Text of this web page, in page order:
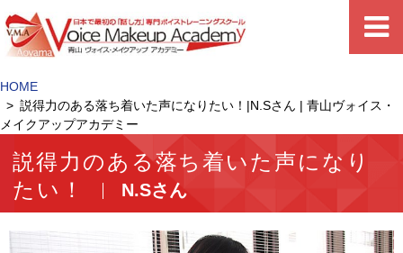
HOME
説得力のある落ち着いた声になりたい！|N.Sさん | 青山ヴォイス・
メイクアップアカデミー
説得力のある落ち着いた声になり
たい！
N.Sさん